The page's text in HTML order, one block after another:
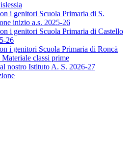
i genitori Scuola Primaria di S.
inizio a.s. 2025-26
i genitori Scuola Primaria di Castello
26
i genitori Scuola Primaria di Roncà
Materiale classi prime
nostro Istituto A. S. 2026-27